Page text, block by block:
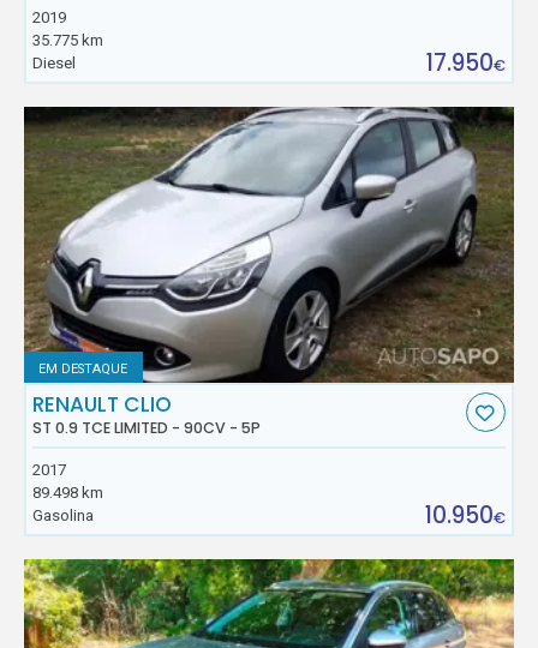
2019
35.775 km
Diesel
17.950€
EM DESTAQUE
RENAULT CLIO
ST 0.9 TCE LIMITED - 90CV - 5P
2017
89.498 km
Gasolina
10.950€